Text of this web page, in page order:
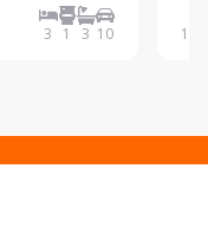
e cozinha.
vários veícu
3 1 3 10 148